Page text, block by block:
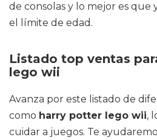
de consolas y lo mejor es que
el límite de edad.
Listado top ventas
lego wii
Avanza por este listado de
como harry potter lego wii,
cuidar a juegos. Te